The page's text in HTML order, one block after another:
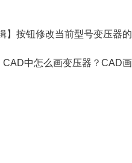
】按钮修改当前型号变压器